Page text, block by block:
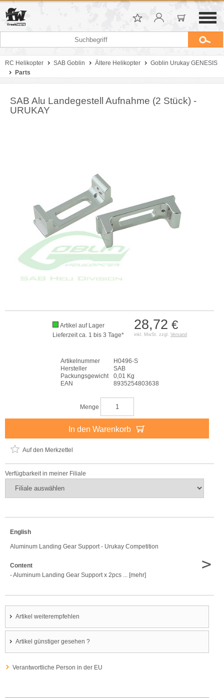
RC Helikopter SAB Goblin Ältere Helikopter
Goblin Urukay GENESIS
Parts
SAB Alu Landegestell Aufnahme (2 Stück) -
URUKAY
28,72 €
inkl. MwSt. zzgl. Versand
Artikel auf Lager
Lieferzeit ca. 1 bis 3 Tage*
Artikelnummer
H0496-S
Hersteller
SAB
Packungsgewicht
0,01 Kg
EAN
8935254803638
Menge
In den Warenkorb
Auf den Merkzettel
Verfügbarkeit in meiner Filiale
English
Aluminum Landing Gear Support - Urukay Competition
Content
- Aluminum Landing Gear Support x 2pcs ... [mehr]
>
Artikel weiterempfehlen
Artikel günstiger gesehen ?
Verantwortliche Person in der EU